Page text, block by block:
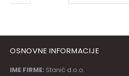
OSNOVNE INFORMACIJE
IME FIRME: Stanić d.o.o.